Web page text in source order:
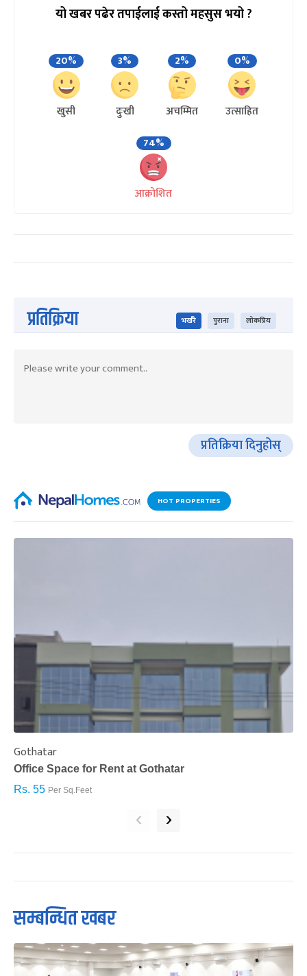
यो खबर पढेर तपाईलाई कस्तो महसुस भयो ?
20%
खुसी
3%
दुःखी
2%
अचम्मित
0%
उत्साहित
74%
आक्रोशित
प्रतिक्रिया भर्खरै पुराना लोकप्रिय
प्रतिक्रिया दिनुहोस्
HOT PROPERTIES
Gothatar
Office Space for Rent at Gothatar
Rs. 55 Per Sq.Feet
‹ ›
सम्बन्धित खबर